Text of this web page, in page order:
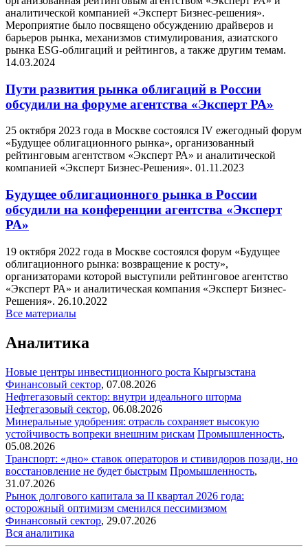
аналитической компанией «Эксперт Бизнес-решения».
Мероприятие было посвящено обсуждению драйверов и
барьеров рынка, механизмов стимулирования, азиатского
рынка ESG-облигаций и рейтингов, а также другим темам.
14.03.2024
Пути развития рынка облигаций в России
обсудили на форуме агентства «Эксперт РА»
25 октября 2023 года в Москве состоялся IV ежегодный форум
«Будущее облигационного рынка», организованный
рейтинговым агентством «Эксперт РА» и аналитической
компанией «Эксперт Бизнес-Решения». 01.11.2023
Будущее облигационного рынка в России
обсудили на конференции агентства «Эксперт
РА»
19 октября 2022 года в Москве состоялся форум «Будущее
облигационного рынка: возвращение к росту»,
организаторами которой выступили рейтинговое агентство
«Эксперт РА» и аналитическая компания «Эксперт Бизнес-
Решения». 26.10.2022
Все материалы
Аналитика
Новые центры инвестиционного роста Кыргызстана
Финансовый сектор, 07.08.2026
Нефтегазовый сектор: внутри идеального шторма
Нефтегазовый сектор, 06.08.2026
Минеральные удобрения: отрасль сохраняет высокую
устойчивость вопреки внешним рискам Промышленность,
05.08.2026
Транспорт: «дно» ставок операторов и стивидоров позади, но
восстановление не будет быстрым Промышленность,
31.07.2026
Рынок долгового капитала за II квартал 2026 года:
осторожный оптимизм сменился пессимизмом
Финансовый сектор, 29.07.2026
Вся аналитика